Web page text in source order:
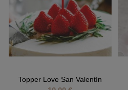
Topper Love San Valentín